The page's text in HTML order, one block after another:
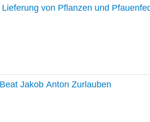
von Pflanzen und
Jakob Anton Zurlauben